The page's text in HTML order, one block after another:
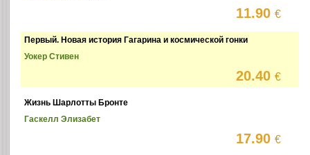
11.90€
Первый. Новая история Гагарина и космической гонки
Уокер Стивен
20.40€
Жизнь Шарлотты Бронте
Гаскелл Элизабет
17.90€